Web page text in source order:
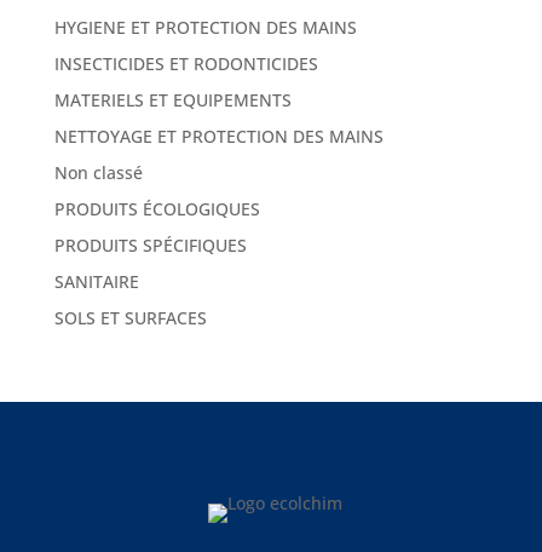
HYGIENE ET PROTECTION DES MAINS
INSECTICIDES ET RODONTICIDES
MATERIELS ET EQUIPEMENTS
NETTOYAGE ET PROTECTION DES MAINS
Non classé
PRODUITS ÉCOLOGIQUES
PRODUITS SPÉCIFIQUES
SANITAIRE
SOLS ET SURFACES